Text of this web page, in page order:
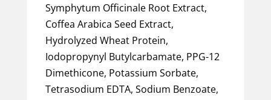
Symphytum Officinale Root Extract,
Coffea Arabica Seed Extract,
Hydrolyzed Wheat Protein,
Iodopropynyl Butylcarbamate, PPG-12
Dimethicone, Potassium Sorbate,
Tetrasodium EDTA, Sodium Benzoate,